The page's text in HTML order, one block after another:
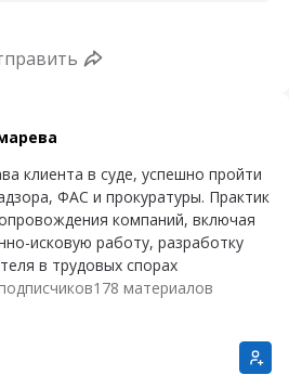
клиента в суде, успешно пройти
ФАС и прокуратуры. Практик
компаний, включая
исковую работу, разработку
в трудовых спорах
178 материалов